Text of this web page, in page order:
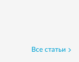
Все статьи